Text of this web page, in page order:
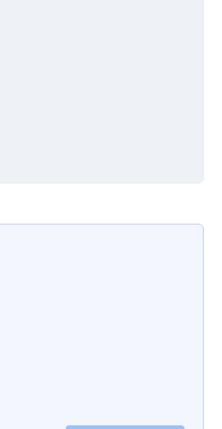
Камней
базальтовый орган
с удивительной
чудо природы, а
наследия ЮНЕСКО.
камни,
другим через каньон,
и название